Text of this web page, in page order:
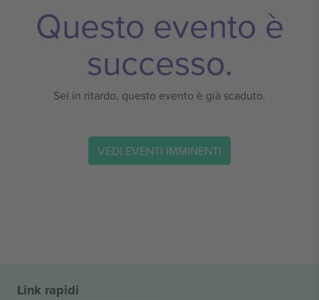
Questo evento è
successo.
Sei in ritardo, questo evento è già scaduto.
VEDI EVENTI IMMINENTI
Link rapidi